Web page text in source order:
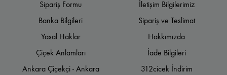
Sipariş Formu
Banka Bilgileri
Yasal Haklar
Çiçek Anlamları
Ankara Çiçekçi - Ankara
İletişim Bilgilerimiz
Sipariş ve Teslimat
Hakkımızda
İade Bilgileri
312cicek İndirim